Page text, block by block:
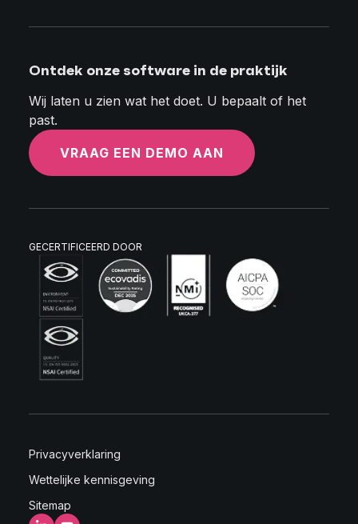
Ontdek onze software in de praktijk
Wij laten u zien wat het doet. U bepaalt of het
past.
VRAAG EEN DEMO AAN
GECERTIFICEERD DOOR
Privacyverklaring
Wettelijke kennisgeving
Sitemap